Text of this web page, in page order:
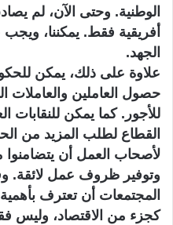
الوطنية. وحتى الآن، لم
أفريقية فقط. يمكننا، ويجب
الجهد.
علاوة على ذلك، يمكن
حصول العاملين والعاملات
للأجور. كما يمكن للنقابات
القطاع لطلب المزيد من
لأصحاب العمل أن
وتوفير ظروف عمل لائقة.
المجتمعات أن تعترف
كجزء من الاقتصاد، وليس